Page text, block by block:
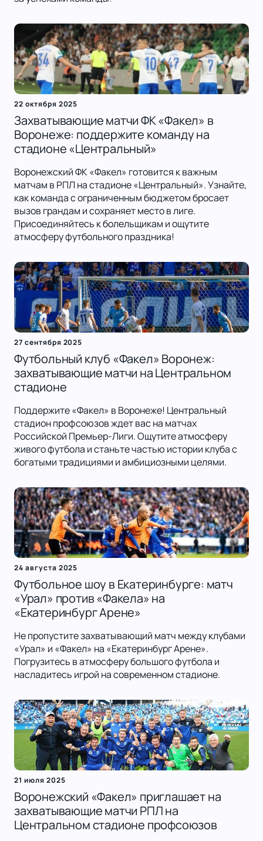
22 октября 2025
Захватывающие матчи ФК «Факел» в
Воронеже: поддержите команду на
стадионе «Центральный»
Воронежский ФК «Факел» готовится к важным
матчам в РПЛ на стадионе «Центральный». Узнайте,
как команда с ограниченным бюджетом бросает
вызов грандам и сохраняет место в лиге.
Присоединяйтесь к болельщикам и ощутите
атмосферу футбольного праздника!
27 сентября 2025
Футбольный клуб «Факел» Воронеж:
захватывающие матчи на Центральном
стадионе
Поддержите «Факел» в Воронеже! Центральный
стадион профсоюзов ждет вас на матчах
Российской Премьер-Лиги. Ощутите атмосферу
живого футбола и станьте частью истории клуба с
богатыми традициями и амбициозными целями.
24 августа 2025
Футбольное шоу в Екатеринбурге: матч
«Урал» против «Факела» на
«Екатеринбург Арене»
Не пропустите захватывающий матч между клубами
«Урал» и «Факел» на «Екатеринбург Арене».
Погрузитесь в атмосферу большого футбола и
насладитесь игрой на современном стадионе.
21 июля 2025
Воронежский «Факел» приглашает на
захватывающие матчи РПЛ на
Центральном стадионе профсоюзов